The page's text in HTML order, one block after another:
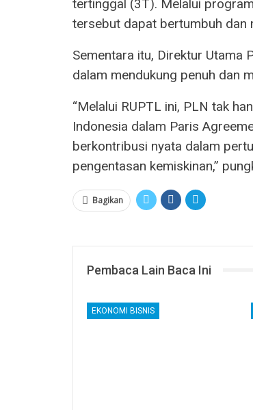
tertinggal (3T). Melalui
tersebut dapat bertumbuh dan
Sementara itu, Direktur Utama
dalam mendukung penuh dan
“Melalui RUPTL ini, PLN tak
Indonesia dalam Paris
berkontribusi nyata dalam
pengentasan kemiskinan,”
Bagikan
Pembaca Lain Baca Ini
EKONOMI BISNIS